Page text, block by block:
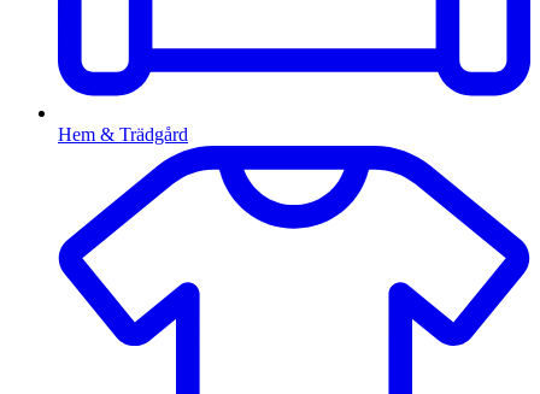
Hem & Trädgård